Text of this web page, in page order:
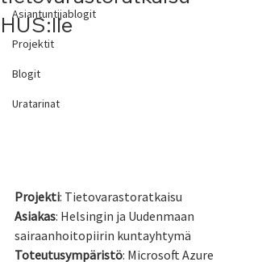
Asiantuntijablogit
Projektit
Blogit
Uratarinat
HUS:lle
Projekti: Tietovarastoratkaisu
Asiakas: Helsingin ja Uudenmaan
sairaanhoitopiirin kuntayhtymä
Toteutusympäristö: Microsoft Azure